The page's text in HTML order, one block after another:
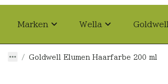
Marken Wella Goldwell
Goldwell Elumen Haarfarbe 200 ml